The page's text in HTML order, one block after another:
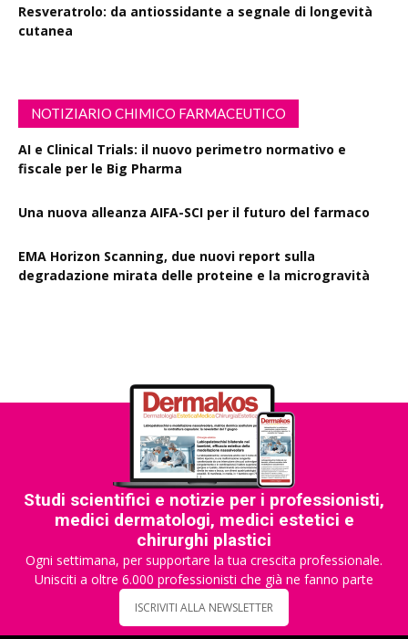
Resveratrolo: da antiossidante a segnale di longevità
cutanea
NOTIZIARIO CHIMICO FARMACEUTICO
AI e Clinical Trials: il nuovo perimetro normativo e
fiscale per le Big Pharma
Una nuova alleanza AIFA-SCI per il futuro del farmaco
EMA Horizon Scanning, due nuovi report sulla
degradazione mirata delle proteine e la microgravità
Studi scientifici e notizie per i professionisti,
medici dermatologi, medici estetici e
chirurghi plastici
Ogni settimana, per supportare la tua crescita professionale.
Unisciti a oltre 6.000 professionisti che già ne fanno parte
ISCRIVITI ALLA NEWSLETTER